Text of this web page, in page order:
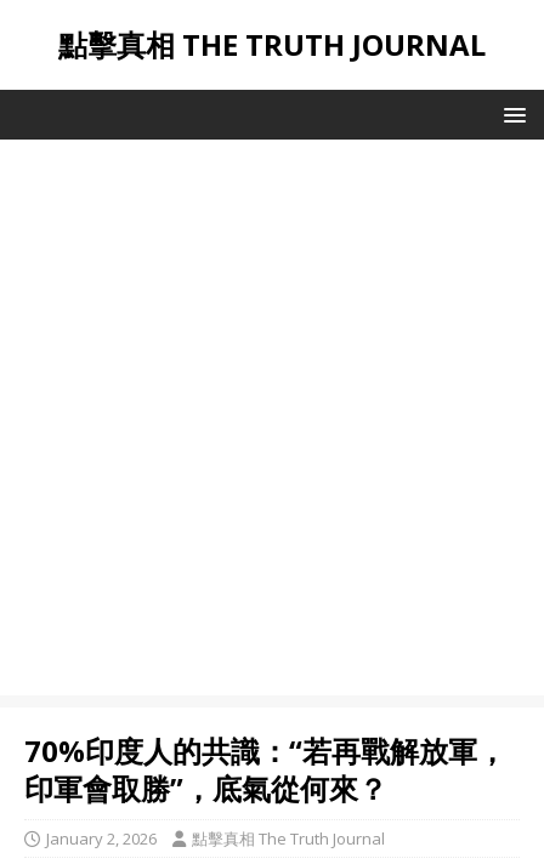
點擊真相 THE TRUTH JOURNAL
70%印度人的共識：“若再戰解放軍，
印軍會取勝”，底氣從何來？
January 2, 2026 點擊真相 The Truth Journal